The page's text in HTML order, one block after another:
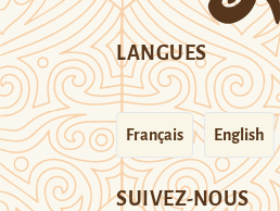
LANGUES
Français English
SUIVEZ-NOUS